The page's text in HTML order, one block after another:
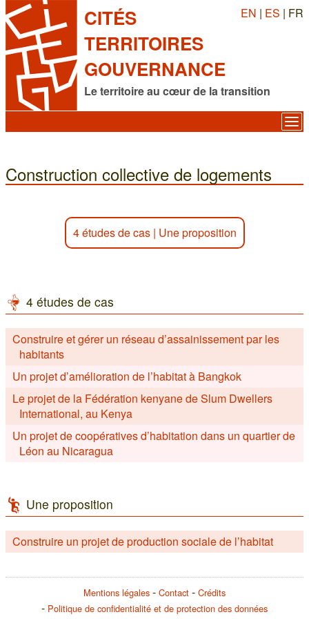
CITÉS
TERRITOIRES
GOUVERNANCE
Le territoire au cœur de la transition
EN | ES | FR
Construction collective de logements
4 études de cas| Une proposition
4 études de cas
Construire et gérer un réseau d’assainissement par les
habitants
Un projet d’amélioration de l’habitat à Bangkok
Le projet de la Fédération kenyane de Slum Dwellers
International, au Kenya
Un projet de coopératives d’habitation dans un quartier de
Léon au Nicaragua
Une proposition
Construire un projet de production sociale de l’habitat
Mentions légales Contact
Crédits
Politique de confidentialité et de protection des données